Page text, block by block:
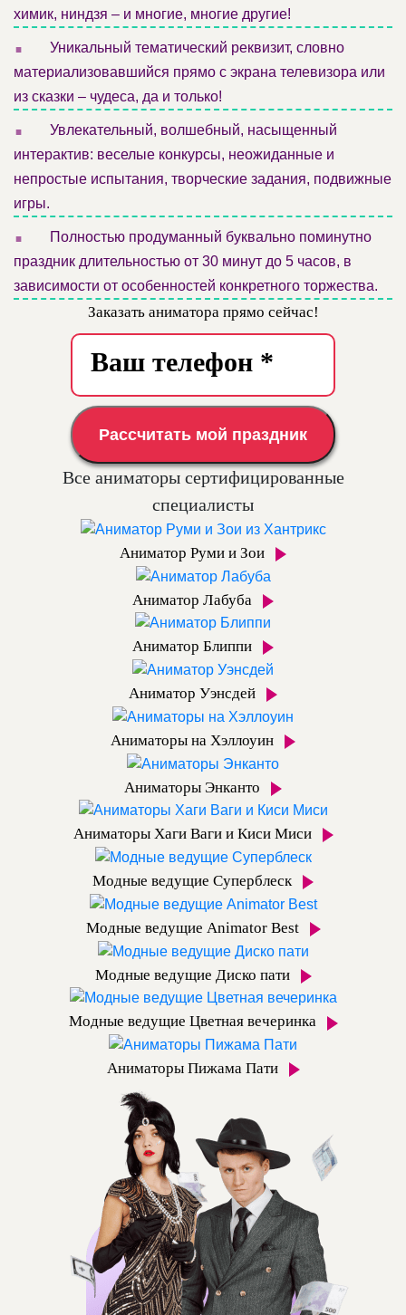
химик, ниндзя – и многие, многие другие!
.
Уникальный тематический реквизит, словно
материализовавшийся прямо с экрана телевизора или
из сказки – чудеса, да и только!
.
Увлекательный, волшебный, насыщенный
интерактив: веселые конкурсы, неожиданные и
непростые испытания, творческие задания, подвижные
игры.
.
Полностью продуманный буквально поминутно
праздник длительностью от 30 минут до 5 часов, в
зависимости от особенностей конкретного торжества.
Заказать аниматора прямо сейчас!
Рассчитать мой праздник
Все аниматоры сертифицированные
специалисты
Аниматор Руми и Зои
Аниматор Лабуба
Аниматор Блиппи
Аниматор Уэнсдей
Аниматоры на Хэллоуин
Аниматоры Энканто
Аниматоры Хаги Ваги и Киси Миси
Модные ведущие Суперблеск
Модные ведущие Animator Best
Модные ведущие Диско пати
Модные ведущие Цветная вечеринка
Аниматоры Пижама Пати